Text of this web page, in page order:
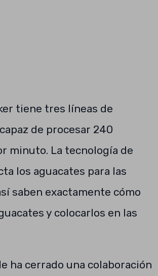
tiene tres líneas de
de procesar 240
minuto. La tecnología de
los aguacates para las
saben exactamente cómo
y colocarlos en las
ha cerrado una colaboración